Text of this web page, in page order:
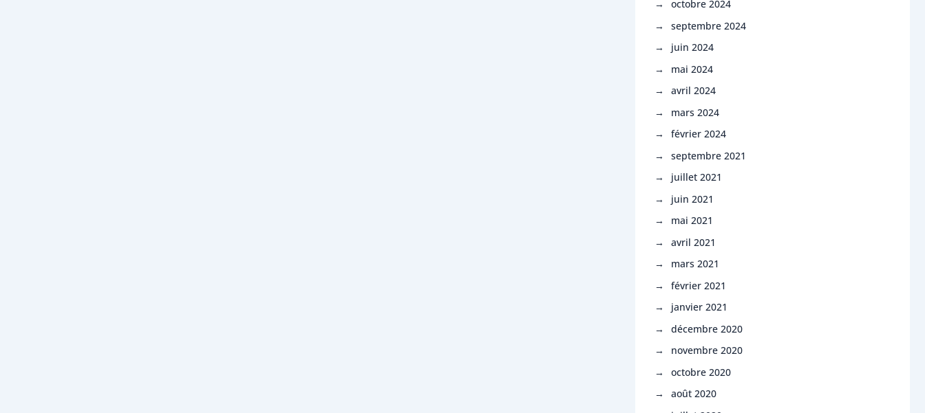
octobre 2024
septembre 2024
juin 2024
mai 2024
avril 2024
mars 2024
février 2024
septembre 2021
juillet 2021
juin 2021
mai 2021
avril 2021
mars 2021
février 2021
janvier 2021
décembre 2020
novembre 2020
octobre 2020
août 2020